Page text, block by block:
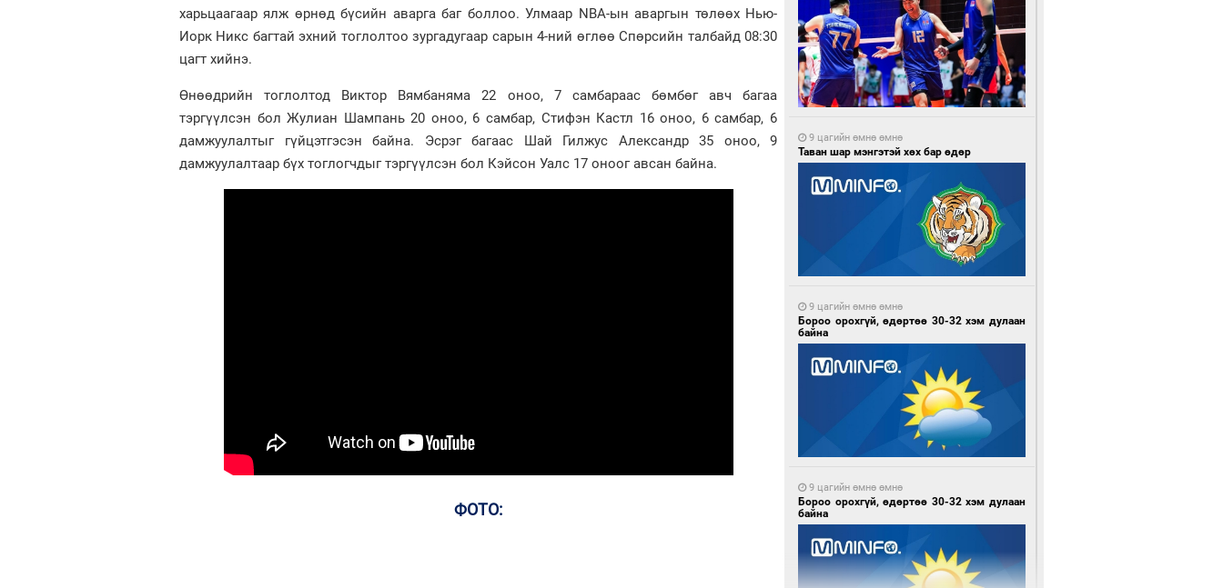
харьцаагаар ялж өрнөд бүсийн аварга баг боллоо. Улмаар NBA-ын аваргын төлөөх Нью-
Иорк Никс багтай эхний тоглолтоо зургадугаар сарын 4-ний өглөө Спөрсийн талбайд 08:30
цагт хийнэ.
Өнөөдрийн тоглолтод Виктор Вямбаняма 22 оноо, 7 самбараас бөмбөг авч багаа
тэргүүлсэн бол Жулиан Шампань 20 оноо, 6 самбар, Стифэн Кастл 16 оноо, 6 самбар, 6
дамжуулалтыг гүйцэтгэсэн байна. Эсрэг багаас Шай Гилжус Александр 35 оноо, 9
дамжуулалтаар бүх тоглогчдыг тэргүүлсэн бол Кэйсон Уалс 17 оноог авсан байна.
ФОТО:
9 цагийн өмнө өмнө
Таван шар мэнгэтэй хөх бар өдөр
9 цагийн өмнө өмнө
Бороо орохгүй, өдөртөө 30-32 хэм дулаан
байна
9 цагийн өмнө өмнө
Бороо орохгүй, өдөртөө 30-32 хэм дулаан
байна